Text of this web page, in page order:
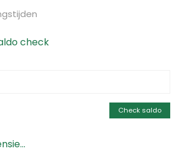
check
Check saldo